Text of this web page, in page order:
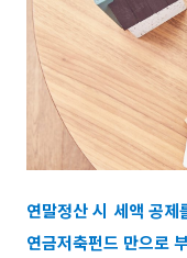
연말정산 시 세액 공
연금저축펀드 만으로